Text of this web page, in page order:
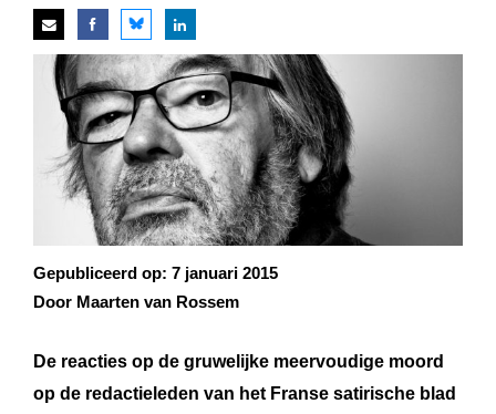
Gepubliceerd op: 7 januari 2015
Door Maarten van Rossem
De reacties op de gruwelijke meervoudige moord
op de redactieleden van het Franse satirische blad